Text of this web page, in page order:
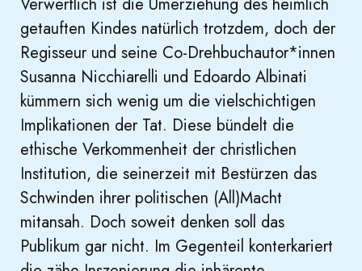
Verwerflich ist die Umerziehung des heimlich
getauften Kindes natürlich trotzdem, doch der
Regisseur und seine Co-Drehbuchautor*innen
Susanna Nicchiarelli und Edoardo Albinati
kümmern sich wenig um die vielschichtigen
Implikationen der Tat. Diese bündelt die
ethische Verkommenheit der christlichen
Institution, die seinerzeit mit Bestürzen das
Schwinden ihrer politischen (All)Macht
mitansah. Doch soweit denken soll das
Publikum gar nicht. Im Gegenteil konterkariert